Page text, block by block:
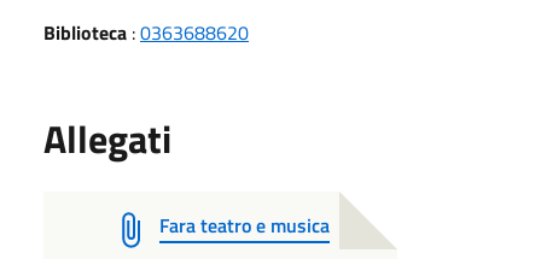
Biblioteca :0363688620
Allegati
Fara teatro e musica